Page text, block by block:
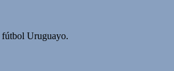
fútbol Uruguayo.